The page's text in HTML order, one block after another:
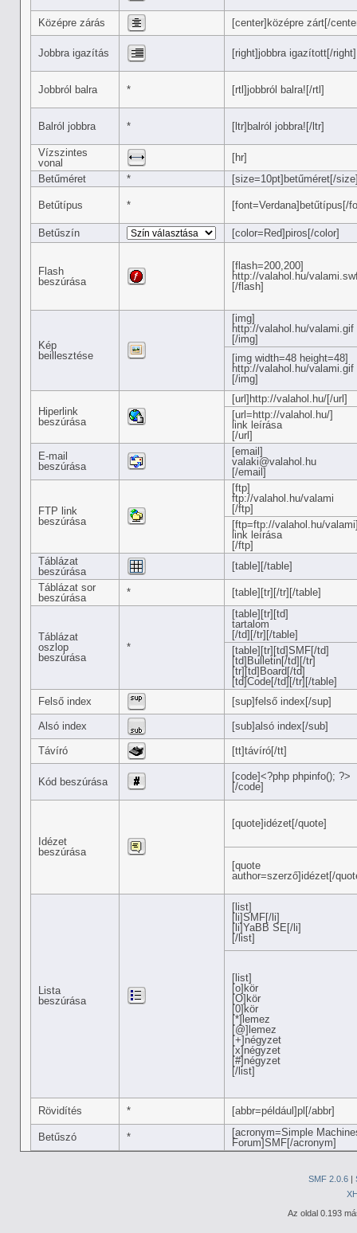
Középre zárás [center]középre zárt[/
Jobbra igazítás [right]jobbra igazított[/right]
Jobbról balra * [rtl]jobbról balra![/rtl]
Balról jobbra * [ltr]balról jobbra![/ltr]
Vízszintes
vonal
[hr]
Betűméret
* [size=10pt]betűméret[/
Betűtípus * [font=Verdana]betűtípus[/
Betűszín [color=Red]piros[/color]
Flash
beszúrása
[flash=200,200]
http://valahol.hu/
[/flash]
Kép
beillesztése
[img]
http://valahol.hu/valami.gif
[/img]
[img width=48 height=48]
http://valahol.hu/valami.gif
[/img]
Hiperlink
beszúrása
[url]http://valahol.hu/[/url]
[url=http://valahol.hu/]
link leírása
[/url]
E-mail
beszúrása
[email]
valaki@valahol.hu
[/email]
FTP link
beszúrása
[ftp]
ftp://valahol.hu/valami
[/ftp]
[ftp=ftp://valahol.hu/
link leírása
[/ftp]
Táblázat
beszúrása
[table][/table]
Táblázat sor
beszúrása
* [table][tr][/tr][/table]
Táblázat
oszlop
beszúrása
*
[table][tr][td]
tartalom
[/td][/tr][/table]
[table][tr][td]SMF[/td]
[td]Bulletin[/td][/tr]
[tr][td]Board[/td]
[td]Code[/td][/tr][/table]
Felső index
[sup]felső index[/sup]
Alsó index [sub]alsó index[/sub]
Távíró [tt]távíró[/tt]
Kód beszúrása
[code]<?php phpinfo(); ?>
[/code]
Idézet
beszúrása
[quote]idézet[/quote]
[quote
author=szerző]idézet[/
Lista
beszúrása
[list]
[li]SMF[/li]
[li]YaBB SE[/li]
[/list]
[list]
[o]kör
[O]kör
[0]kör
[*]lemez
[@]lemez
[+]négyzet
[x]négyzet
[#]négyzet
[/list]
Rövidítés * [abbr=például]pl[/abbr]
Betűszó *
[acronym=Simple
Forum]SMF[/acronym]
SMF 2.0.6|
Az oldal 0.193